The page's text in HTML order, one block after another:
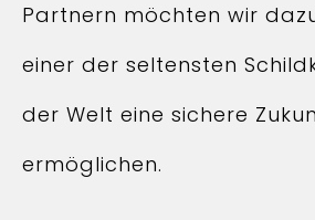
Partnern möchten wir
einer der seltensten
der Welt eine sichere
ermöglichen.